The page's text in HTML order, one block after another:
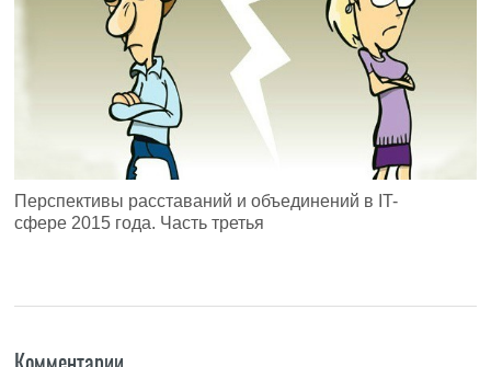
Перспективы расставаний и объединений в IT-
сфере 2015 года. Часть третья